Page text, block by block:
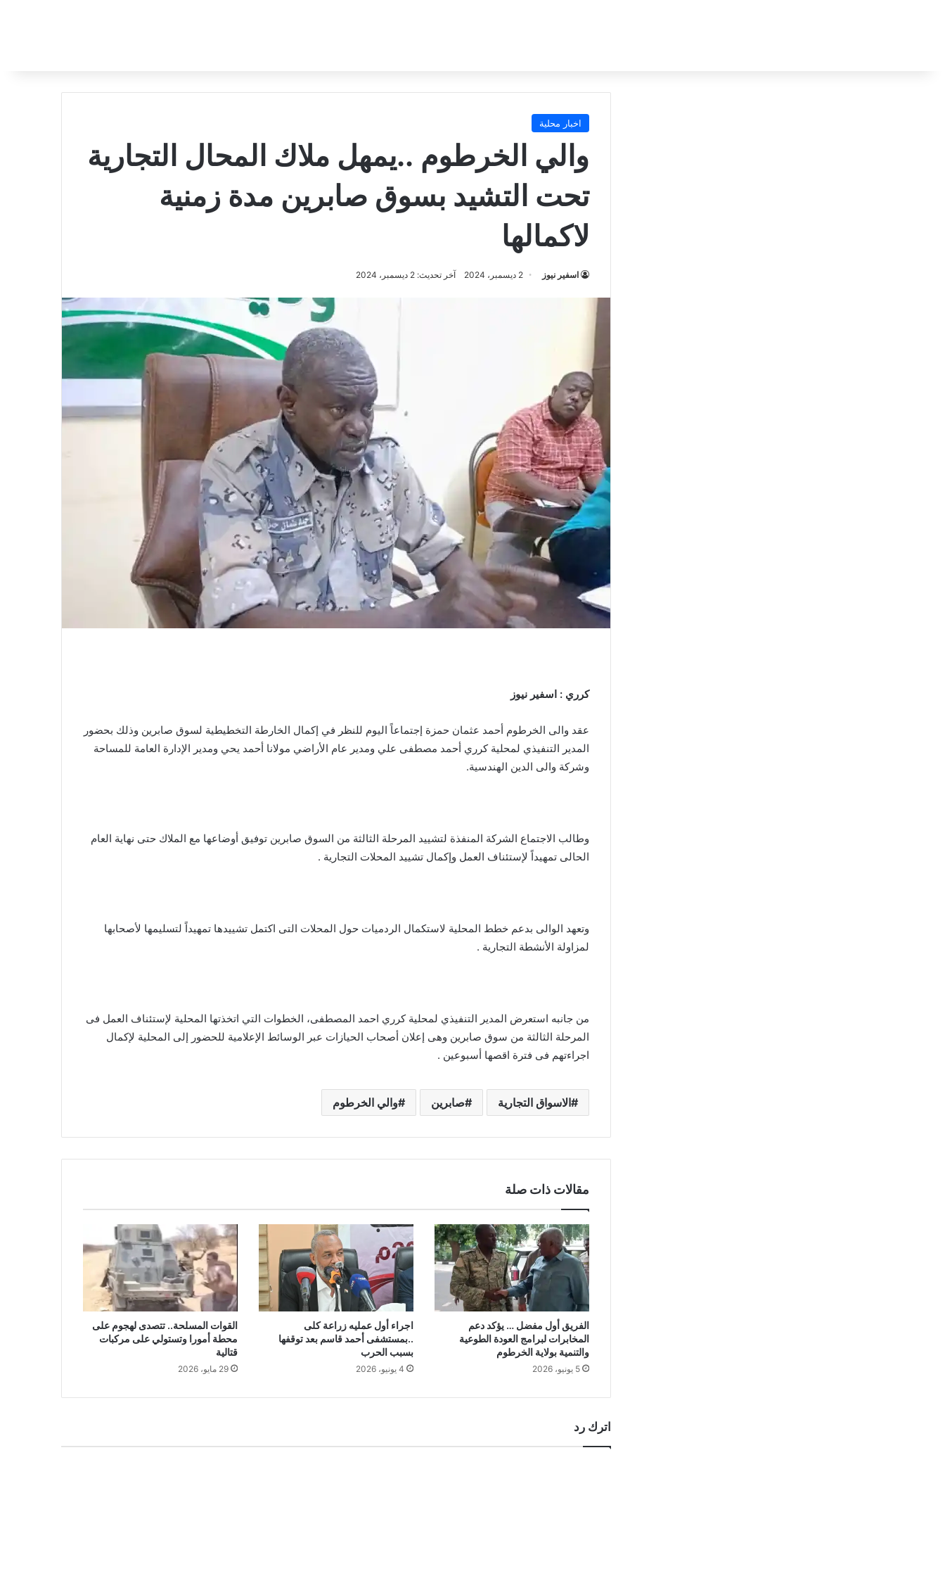
اخبار محلية
والي الخرطوم ..يمهل ملاك المحال التجارية
تحت التشيد بسوق صابرين مدة زمنية
لاكمالها
اسفير نيوز 2 ديسمبر، 2024 آخر تحديث: 2 ديسمبر، 2024
كرري : اسفير نيوز
عقد والى الخرطوم أحمد عثمان حمزة إجتماعاً اليوم للنظر في إكمال الخارطة التخطيطية لسوق صابرين وذلك بحضور
المدير التنفيذي لمحلية كرري أحمد مصطفى علي ومدير عام الأراضي مولانا أحمد يحي ومدير الإدارة العامة للمساحة
وشركة والى الدين الهندسية.
وطالب الاجتماع الشركة المنفذة لتشييد المرحلة الثالثة من السوق صابرين توفيق أوضاعها مع الملاك حتى نهاية العام
الحالى تمهيداً لإستئناف العمل وإكمال تشييد المحلات التجارية .
وتعهد الوالى بدعم خطط المحلية لاستكمال الردميات حول المحلات التى اكتمل تشييدها تمهيداً لتسليمها لأصحابها
لمزاولة الأنشطة التجارية .
من جانبه استعرض المدير التنفيذي لمحلية كرري احمد المصطفى، الخطوات التي اتخذتها المحلية لإستئناف العمل فى
المرحلة الثالثة من سوق صابرين وهى إعلان أصحاب الحيازات عبر الوسائط الإعلامية للحضور إلى المحلية لإكمال
اجراءتهم فى فترة اقصها أسبوعين .
الاسواق التجارية صابرين والي الخرطوم
مقالات ذات صلة
الفريق أول مفضل … يؤكد دعم
المخابرات لبرامج العودة الطوعية
والتنمية بولاية الخرطوم
5 يونيو، 2026
اجراء أول عمليه زراعة كلى
..بمستشفى أحمد قاسم بعد توقفها
بسبب الحرب
4 يونيو، 2026
القوات المسلحة.. تتصدى لهجوم على
محطة أمورا وتستولي على مركبات
قتالية
29 مايو، 2026
اترك رد